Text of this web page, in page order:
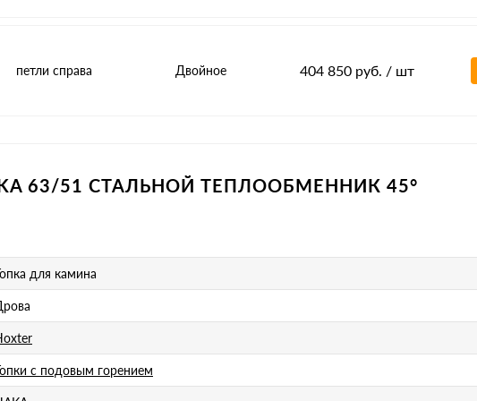
петли справа Двойное 404 850 руб. / шт
63/51 СТАЛЬНОЙ ТЕПЛООБМЕННИК 45°
для камина
с подовым горением